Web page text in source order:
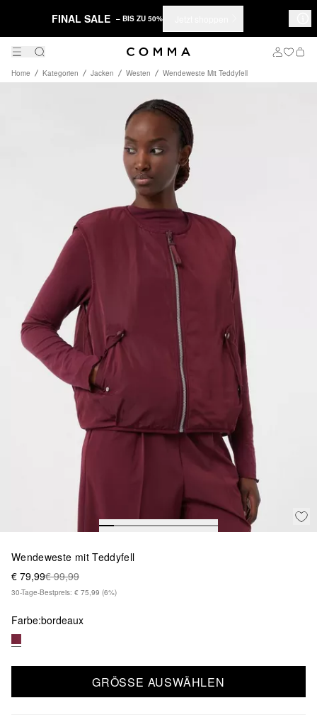
FINAL SALE – BIS ZU 50%
Home Kategorien Jacken Westen Wendeweste Mit Teddyfell
Wendeweste mit Teddyfell
€ 79,99€ 99,99
30-Tage-Bestpreis: € 75,99 (6%)
Farbe:bordeaux
GRÖSSE AUSWÄHLEN